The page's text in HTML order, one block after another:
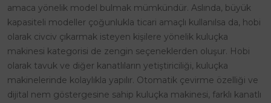
amaca yönelik model bulmak mümkündür. Aslında, büyük
kapasiteli modeller çoğunlukla ticari amaçlı kullanılsa da, hobi
olarak civciv çıkarmak isteyen kişilere yönelik kuluçka
makinesi kategorisi de zengin seçeneklerden oluşur. Hobi
olarak tavuk ve diğer kanatlıların yetiştiriciliği, kuluçka
makinelerinde kolaylıkla yapılır. Otomatik çevirme özelliği ve
dijital nem göstergesine sahip kuluçka makinesi, farklı kanatlı